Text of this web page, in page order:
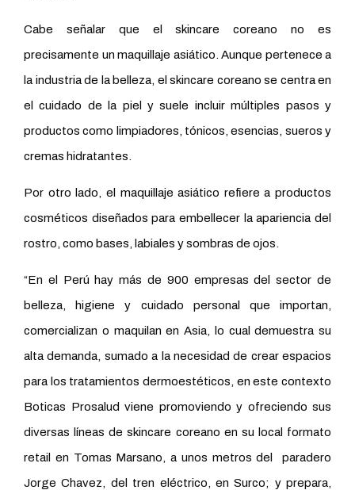
Cabe señalar que el skincare coreano no es
precisamente un maquillaje asiático. Aunque pertenece a
la industria de la belleza, el skincare coreano se centra en
el cuidado de la piel y suele incluir múltiples pasos y
productos como limpiadores, tónicos, esencias, sueros y
cremas hidratantes.
Por otro lado, el maquillaje asiático refiere a productos
cosméticos diseñados para embellecer la apariencia del
rostro, como bases, labiales y sombras de ojos.
“En el Perú hay más de 900 empresas del sector de
belleza, higiene y cuidado personal que importan,
comercializan o maquilan en Asia, lo cual demuestra su
alta demanda, sumado a la necesidad de crear espacios
para los tratamientos dermoestéticos, en este contexto
Boticas Prosalud viene promoviendo y ofreciendo sus
diversas líneas de skincare coreano en su local formato
retail en Tomas Marsano, a unos metros del paradero
Jorge Chavez, del tren eléctrico, en Surco; y prepara,